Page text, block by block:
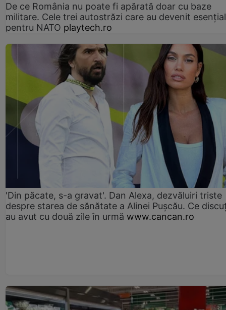
De ce România nu poate fi apărată doar cu baze
militare. Cele trei autostrăzi care au devenit
pentru NATO playtech.ro
'Din păcate, s-a gravat'. Dan Alexa, dezvăluiri triste
despre starea de sănătate a Alinei Pușcău. Ce
au avut cu două zile în urmă www.cancan.ro